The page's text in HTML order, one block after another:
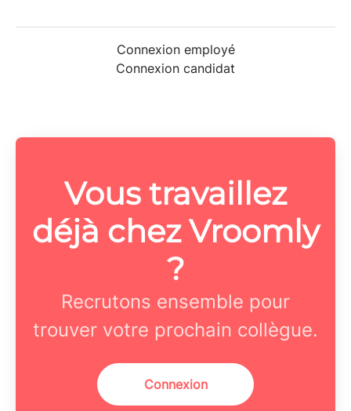
Connexion employé
Connexion candidat
Vous travaillez
déjà chez Vroomly
?
Recrutons ensemble pour
trouver votre prochain collègue.
Connexion